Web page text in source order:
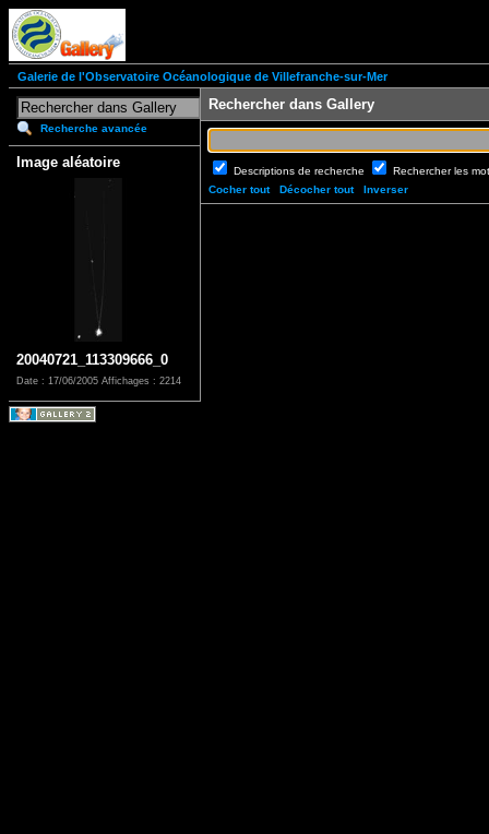
Galerie de l'Observatoire Océanologique de Villefranche-sur-Mer
Recherche avancée
Image aléatoire
20040721_113309666_0
Date : 17/06/2005 Affichages : 2214
Rechercher dans Gallery
Descriptions de recherche
Rechercher les
Cocher tout
Décocher tout Inverser